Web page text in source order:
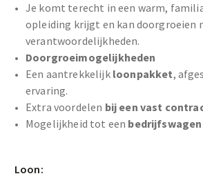
Je komt terecht in een warm,
opleiding krijgt en kan doorgroeien
verantwoordelijkheden.
Doorgroeimogelijkheden
Een aantrekkelijk loonpakket,
ervaring.
Extra voordelen bij een vast
Mogelijkheid tot een
Loon: